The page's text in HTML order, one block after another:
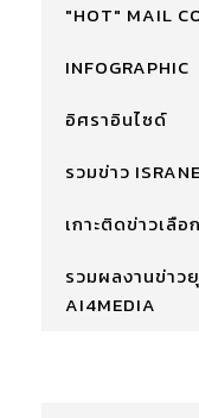
"HOT" MAIL
INFOGRAPHIC
อิศราอินไซด์
รวมข่าว
เกาะติดข่าวเลื
รวมผลงานข่าว
AI4MEDIA